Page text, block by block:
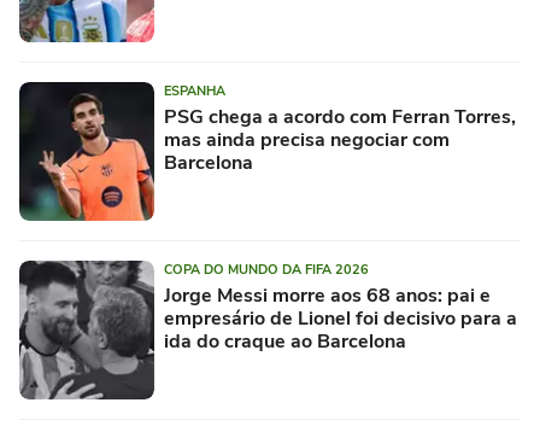
ESPANHA
PSG chega a acordo com Ferran Torres,
mas ainda precisa negociar com
Barcelona
COPA DO MUNDO DA FIFA 2026
Jorge Messi morre aos 68 anos: pai e
empresário de Lionel foi decisivo para a
ida do craque ao Barcelona